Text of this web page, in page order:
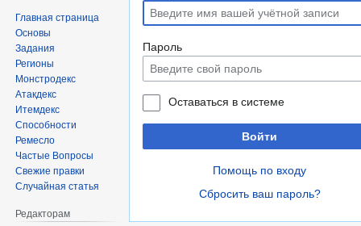
навигации
поиску
Пароль
Оставаться в системе
Войти
Помощь по входу
Сбросить ваш пароль?
Главная страница
Основы
Задания
Регионы
Монстродекс
Атакдекс
Итемдекс
Способности
Ремесло
Частые Вопросы
Свежие правки
Случайная статья
Редакторам